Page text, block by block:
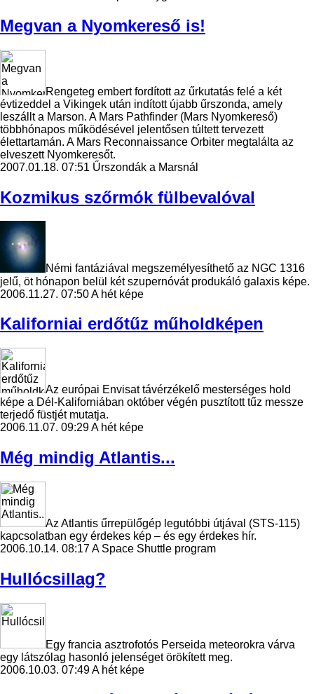
Megvan a Nyomkereső is!
Rengeteg embert fordított az űrkutatás felé a két
évtizeddel a Vikingek után indított újabb űrszonda, amely
leszállt a Marson. A Mars Pathfinder (Mars Nyomkereső)
többhónapos működésével jelentősen túltett tervezett
élettartamán. A Mars Reconnaissance Orbiter megtalálta az
elveszett Nyomkeresőt.
2007.01.18. 07:51 Űrszondák a Marsnál
Kozmikus szőrmók fülbevalóval
Némi fantáziával megszemélyesíthető az NGC 1316
jelű, öt hónapon belül két szupernóvát produkáló galaxis képe.
2006.11.27. 07:50A hét képe
Kaliforniai erdőtűz műholdképen
Az európai Envisat távérzékelő mesterséges hold
képe a Dél-Kaliforniában október végén pusztított tűz messze
terjedő füstjét mutatja.
2006.11.07. 09:29A hét képe
Még mindig Atlantis...
Az Atlantis űrrepülőgép legutóbbi útjával (STS-115)
kapcsolatban egy érdekes kép – és egy érdekes hír.
2006.10.14. 08:17A Space Shuttle program
Hullócsillag?
Egy francia asztrofotós Perseida meteorokra várva
egy látszólag hasonló jelenséget örökített meg.
2006.10.03. 07:49A hét képe